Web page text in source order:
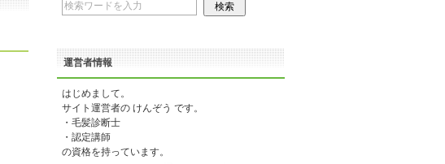
運営者情報
はじめまして。
サイト運営者の けんぞう です。
・毛髪診断士
・認定講師
の資格を持っています。